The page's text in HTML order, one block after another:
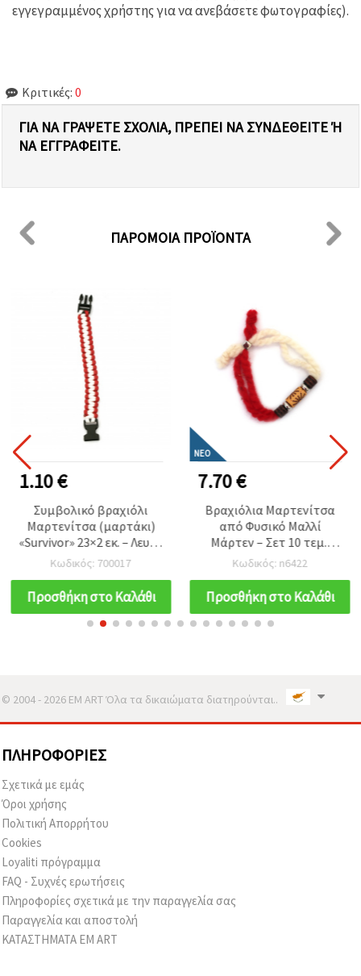
εγγεγραμμένος χρήστης για να ανεβάσετε φωτογραφίες).
Κριτικές: 0
ΓΙΑ ΝΑ ΓΡΆΨΕΤΕ ΣΧΌΛΙΑ, ΠΡΈΠΕΙ ΝΑ ΣΥΝΔΕΘΕΊΤΕ Ή Ν
Α ΕΓΓΡΑΦΕΊΤΕ.
ΠΑΡΌΜΟΙΑ ΠΡΟΪΌΝΤΑ
1.10 €
Συμβολικό βραχιόλι
Μαρτενίτσα (μαρτάκι)
«Survivor» 23×2 εκ. – Λευκό
& Κόκκινο, παράδοση για
υγεία & τύχη
Κωδικός: 700017
Προσθήκη στο Καλάθι
ΝΈΟ
7.70 €
Βραχιόλια Μαρτενίτσα
από Φυσικό Μαλλί
Μάρτεν – Σετ 10 τεμ.,
Απαλά Χειροποίητα
Σύμβολα Ζεστασιάς,
Υγείας & Βουλγαρικής
Παράδοσης για
Κατασκευές & Hobby
Κωδικός: n6422
Προσθήκη στο Καλάθι
© 2004 - 2026 EM ART Όλα τα δικαιώματα διατηρούνται..
ΠΛΗΡΟΦΟΡΊΕΣ
Σχετικά με εμάς
Όροι χρήσης
Πολιτική Απορρήτου
Cookies
Loyaliti πρόγραμμα
FAQ - Συχνές ερωτήσεις
Πληροφορίες σχετικά με την παραγγελία σας
Παραγγελία και αποστολή
ΚΑΤΑΣΤΗΜΑΤΑ EM ART